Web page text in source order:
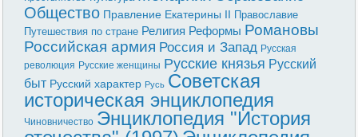
Общество Правление Екатерины II Православие
Путешествия по стране Религия Реформы Романовы
Российская армия Россия и Запад Русская
революция Русские женщины Русские князья Русский
быт Русский характер Русь Советская
историческая энциклопедия
Чиновничество Энциклопедия "История